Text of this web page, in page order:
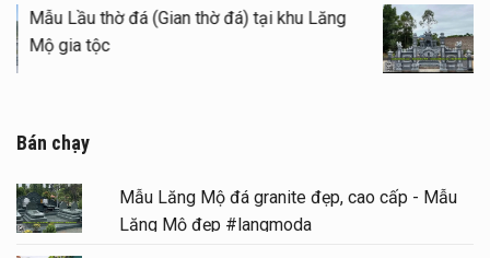
Mẫu Lầu thờ đá (Gian thờ đá) tại khu Lăng
Bán chạy
Mẫu Lăng Mộ đá granite đẹp, cao cấp - Mẫu
Lăng Mộ đẹp #langmoda